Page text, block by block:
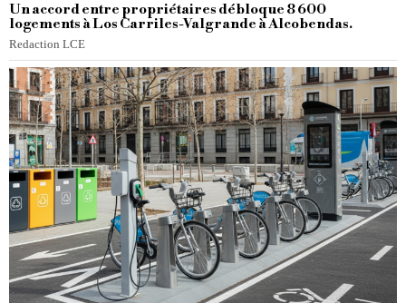
Un accord entre propriétaires débloque 8 600
logements à Los Carriles-Valgrande à Alcobendas.
Redaction LCE